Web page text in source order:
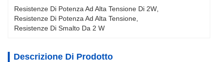
Resistenze Di Potenza Ad Alta Tensione Di 2W
Resistenze Di Potenza Ad Alta Tensione
Resistenze Di Smalto Da 2 W
Descrizione Di Prodotto